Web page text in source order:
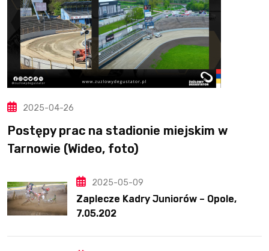
2025-04-26
Postępy prac na stadionie miejskim w
Tarnowie (Wideo, foto)
2025-05-09
Zaplecze Kadry Juniorów – Opole,
7.05.202